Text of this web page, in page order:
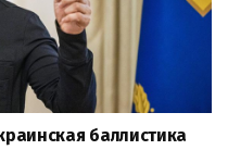
баллистика